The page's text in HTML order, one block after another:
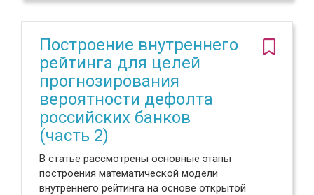
Построение внутреннего
рейтинга для целей
прогнозирования
вероятности дефолта
российских банков
(часть 2)
В статье рассмотрены основные этапы
построения математической модели
внутреннего рейтинга на основе открытой